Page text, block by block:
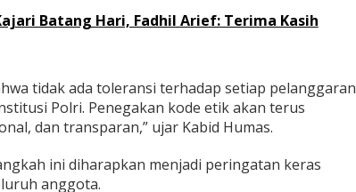
Batang Hari, Fadhil Arief: Terima Kasih
tidak ada toleransi terhadap setiap pelanggaran
Polri. Penegakan kode etik akan terus
dan transparan,” ujar Kabid Humas.
ini diharapkan menjadi peringatan keras
anggota.